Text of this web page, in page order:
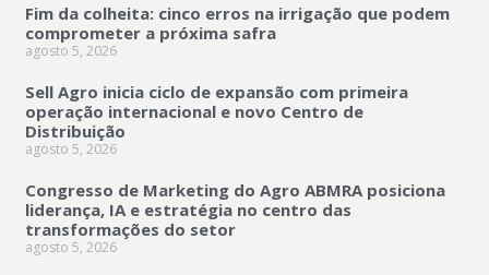
Fim da colheita: cinco erros na irrigação que podem
comprometer a próxima safra
agosto 5, 2026
Sell Agro inicia ciclo de expansão com primeira
operação internacional e novo Centro de
Distribuição
agosto 5, 2026
Congresso de Marketing do Agro ABMRA posiciona
liderança, IA e estratégia no centro das
transformações do setor
agosto 5, 2026